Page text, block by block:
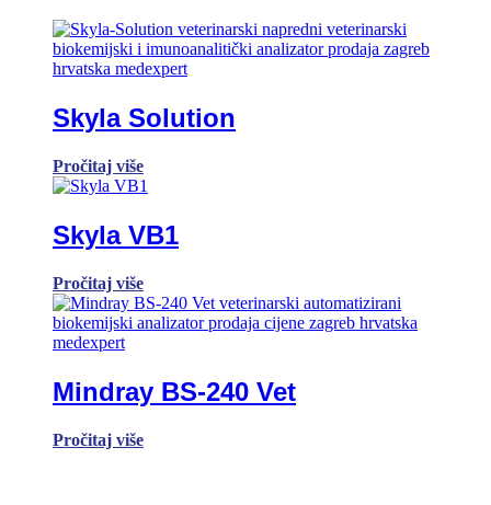
Skyla Solution
Pročitaj više
Skyla VB1
Pročitaj više
Mindray BS-240 Vet
Pročitaj više